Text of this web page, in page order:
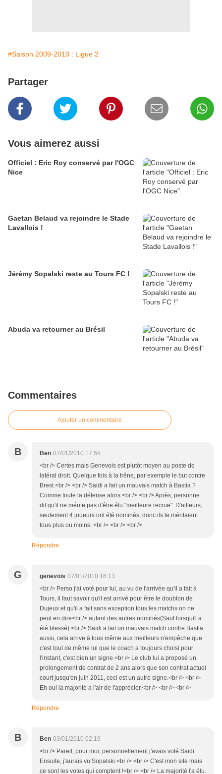
#Saison 2009-2010 : Ligue 2
Partager
Vous aimerez aussi
Officiel : Eric Roy conservé par l'OGC
Nice
Gaetan Belaud va rejoindre le Stade
Lavallois !
Jérémy Sopalski reste au Tours FC !
Abuda va retourner au Brésil
Commentaires
Ajouter un commentaire
B Ben 07/01/2010 17:55
<br /> Certes mais Genevois est plutôt moyen au poste de
latéral droit. Quelque fois à la trêne, par exemple le but contre
Brest.<br /> <br /> Saidi a fait un mauvais match à Bastia ?
Comme toute la défense alors.<br /> <br /> Après, personne
dit qu'il ne mérite pas d'être élu "meilleure recrue". D'ailleurs,
seulement 4 joueurs ont été nominés, donc ils le méritaient
tous plus ou moins. <br /> <br /> <br />
Répondre
G genevois 07/01/2010 16:13
<br /> Perso j'ai voté pour lui, au vu de l'arrivée qu'il a fait à
Tours, il faut savoir qu'il est arrivé pour être le doublon de
Dujeux et qu'il a fait sans exception tous les matchs on ne
peut en dire<br /> autant des autres nominés(Sauf lorsqui'l a
été blessé).<br /> Saïdi a fait un mauvais match contre Bastia
aussi, cela arrive à tous même aux meilleurs n'empêche que
c'est tout de même lui que le coach a toujours choisi pour
l'instant, c'est bien un signe.<br /> Le club lui a proposé un
prolongement de contrat de 2 ans alors que son contrat actuel
court jusqu'en juin 2011, ceci est un autre signe.<br /> <br />
Eh oui la majorité a l'air de l'apprécier.<br /> <br /> <br />
Répondre
B Ben 03/01/2010 02:19
<br /> Pareil, pour moi, personnellement j'avais voté Saidi.
Ensuite, j'aurais vu Sopalski.<br /> <br /> C'est mon site mais
ce sont les votes qui comptent !<br /> <br /> La majorité l'a élu.